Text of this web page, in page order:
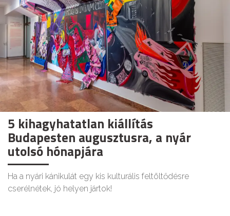
5 kihagyhatatlan kiállítás
Budapesten augusztusra, a nyár
utolsó hónapjára
Ha a nyári kánikulát egy kis kulturális feltöltődésre
cserélnétek, jó helyen jártok!